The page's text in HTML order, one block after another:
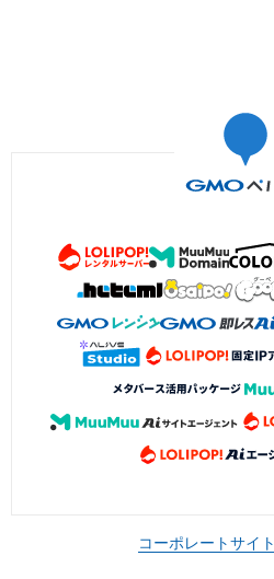
コーポレートサイト